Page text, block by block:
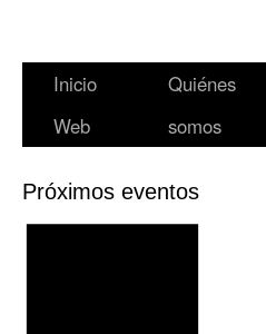
Inicio
Web
Quiénes
somos
Próximos eventos